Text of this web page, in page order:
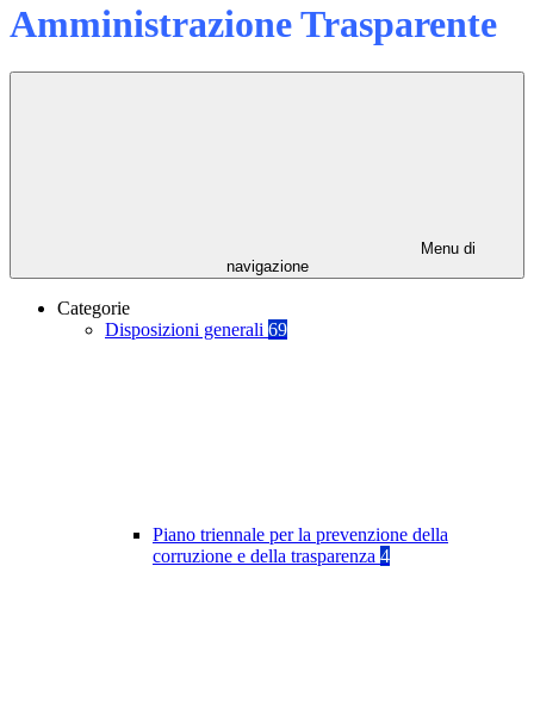
Amministrazione Trasparente
Menu di
navigazione
Categorie
Disposizioni generali 69
Piano triennale per la prevenzione della
corruzione e della trasparenza 4